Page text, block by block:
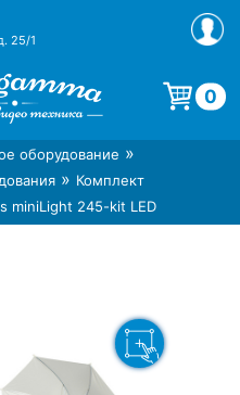
25/1
магазин фототехники
в СПб
foto-
0
Корзина пуста.
оборудование »
» Комплект
miniLight 245-kit LED